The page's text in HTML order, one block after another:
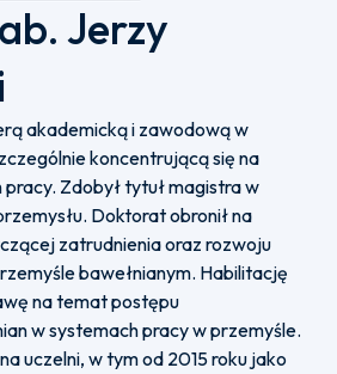
Jerzy
akademicką i zawodową w
koncentrującą się na
Zdobył tytuł magistra w
Doktorat obronił na
zatrudnienia oraz rozwoju
bawełnianym. Habilitację
na temat postępu
w systemach pracy w przemyśle.
uczelni, w tym od 2015 roku jako